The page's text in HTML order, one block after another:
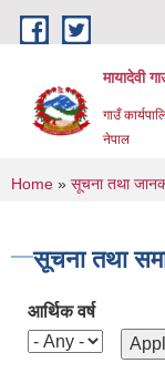
Skip to main content
मायादेवी
गाउँ
नेपाल
You are
Home » सूचना तथा
सूचना तथा
आर्थिक वर्ष